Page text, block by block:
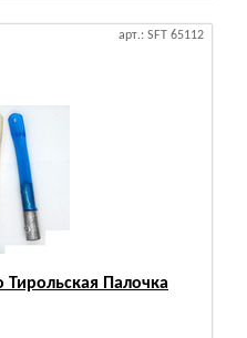
арт.: SFT 65112
Тирольская Палочка